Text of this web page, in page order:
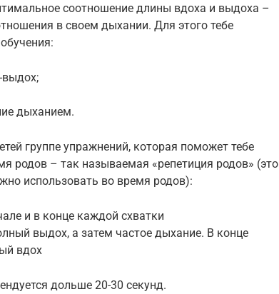
соотношение длины вдоха и выдоха –
в своем дыхании. Для этого тебе
дыханием.
группе упражнений, которая поможет тебе
родов – так называемая «репетиция родов» (это
использовать во время родов):
и в конце каждой схватки
выдох, а затем частое дыхание. В конце
вдох
дольше 20-30 секунд.